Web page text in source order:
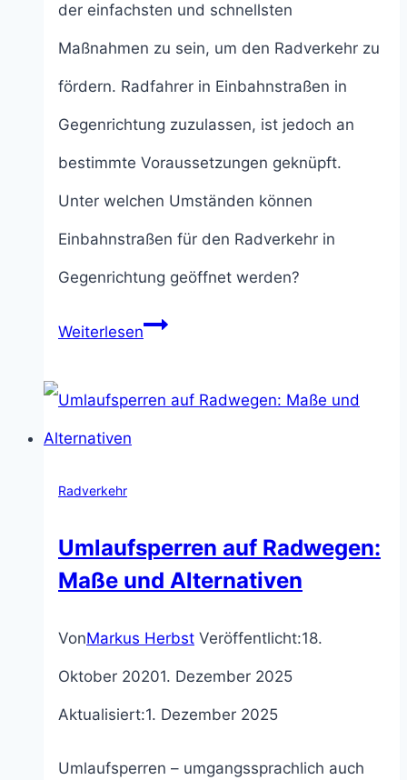
der einfachsten und schnellsten
Maßnahmen zu sein, um den Radverkehr zu
fördern. Radfahrer in Einbahnstraßen in
Gegenrichtung zuzulassen, ist jedoch an
bestimmte Voraussetzungen geknüpft.
Unter welchen Umständen können
Einbahnstraßen für den Radverkehr in
Gegenrichtung geöffnet werden?
WeiterlesenEinbahnstraßen
den
öffnen:
So
geht’s!
Radverkehr
Umlaufsperren auf Radwegen:
Maße und Alternativen
VonMarkus Herbst Veröffentlicht:18.
Oktober 20201. Dezember 2025
Aktualisiert:1. Dezember 2025
Umlaufsperren – umgangssprachlich auch